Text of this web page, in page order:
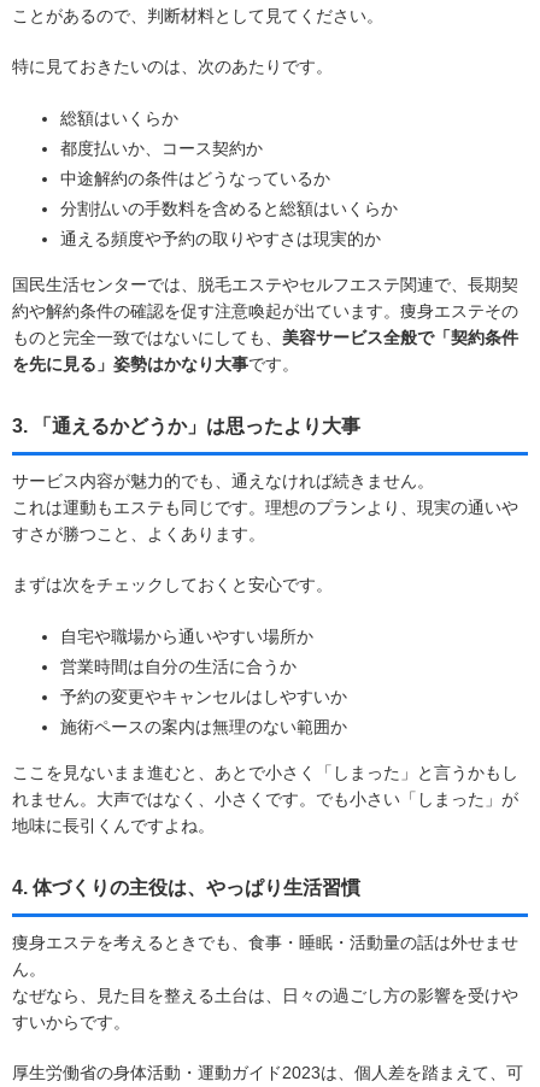
ことがあるので、判断材料として見てください。
特に見ておきたいのは、次のあたりです。
総額はいくらか
都度払いか、コース契約か
中途解約の条件はどうなっているか
分割払いの手数料を含めると総額はいくらか
通える頻度や予約の取りやすさは現実的か
国民生活センターでは、脱毛エステやセルフエステ関連で、長期契
約や解約条件の確認を促す注意喚起が出ています。痩身エステその
ものと完全一致ではないにしても、 美容サービス全般で「契約条件
を先に見る」姿勢はかなり大事です。
3. 「通えるかどうか」は思ったより大事
サービス内容が魅力的でも、通えなければ続きません。
これは運動もエステも同じです。理想のプランより、現実の通いや
すさが勝つこと、よくあります。
まずは次をチェックしておくと安心です。
自宅や職場から通いやすい場所か
営業時間は自分の生活に合うか
予約の変更やキャンセルはしやすいか
施術ペースの案内は無理のない範囲か
ここを見ないまま進むと、あとで小さく「しまった」と言うかもし
れません。大声ではなく、小さくです。でも小さい「しまった」が
地味に長引くんですよね。
4. 体づくりの主役は、やっぱり生活習慣
痩身エステを考えるときでも、食事・睡眠・活動量の話は外せませ
ん。
なぜなら、見た目を整える土台は、日々の過ごし方の影響を受けや
すいからです。
厚生労働省の身体活動・運動ガイド2023は、個人差を踏まえて、可